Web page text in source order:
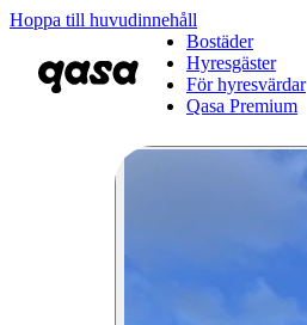
Hoppa till huvudinnehåll
Bostäder
Hyresgäster
För hyresvärdar
Qasa Premium